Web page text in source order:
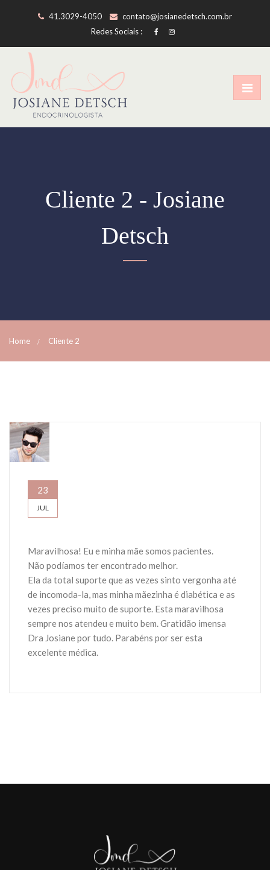
41.3029-4050
contato@josianedetsch.com.br
Redes Sociais :
Cliente 2 - Josiane
Detsch
Home Cliente 2
23
JUL
Maravilhosa! Eu e minha mãe somos pacientes.
Não podíamos ter encontrado melhor.
Ela da total suporte que as vezes sinto vergonha até
de incomoda-la, mas minha mãezinha é diabética e as
vezes preciso muito de suporte. Esta maravilhosa
sempre nos atendeu e muito bem. Gratidão imensa
Dra Josiane por tudo. Parabéns por ser esta
excelente médica.